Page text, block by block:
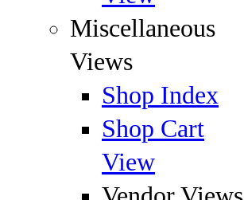
Miscellaneous
Views
Shop Index
Shop Cart
View